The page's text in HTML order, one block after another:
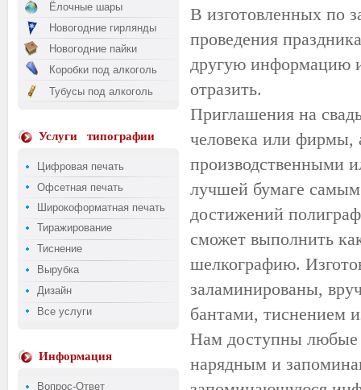
Ёлочные шары
Новогодние гирлянды
Новогодние пайки
Коробки под алкоголь
Тубусы под алкоголь
Услуги типографии
Цифровая печать
Офсетная печать
Широкоформатная печать
Тиражирование
Тиснение
Вырубка
Дизайн
Все услуги
Информация
Вопрос-Ответ
В изготовленных по
проведения
другую информацию
отразить.
Приглашения на
человека или фирмы,
производственными
лучшей бумаге
достижений
сможет выполнить
шелкографию.
заламинированы,
бантами, тиснением
Нам доступны любые
нарядным и